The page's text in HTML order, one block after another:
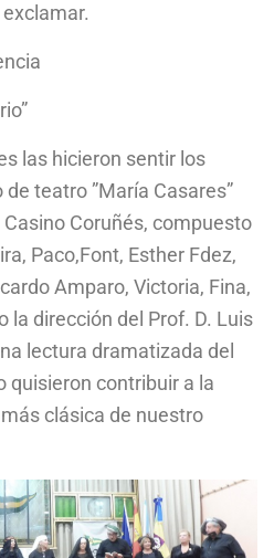
las hicieron sentir los
teatro ”María Casares”
Coruñés, compuesto
Paco,Font, Esther Fdez,
Amparo, Victoria, Fina,
la dirección del Prof. D. Luis
lectura dramatizada del
quisieron contribuir a la
clásica de nuestro